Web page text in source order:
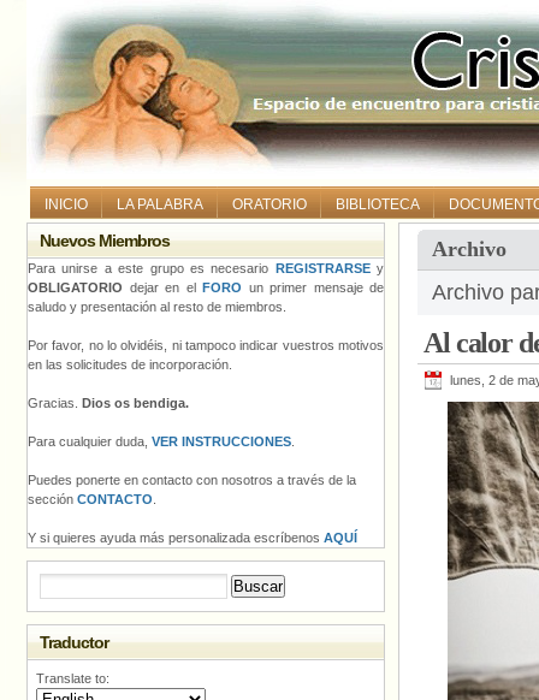
INICIO LA PALABRA ORATORIO BIBLIOTECA
Archivo
Archivo
Al calor
lunes, 2 de
Nuevos Miembros
Para unirse a este grupo es necesario REGISTRARSEy
OBLIGATORIO dejar en el FORO un primer mensaje de
saludo y presentación al resto de miembros.
Por favor, no lo olvidéis, ni tampoco indicar vuestros motivos
en las solicitudes de incorporación.
Gracias. Dios os bendiga.
Para cualquier duda, VER INSTRUCCIONES
Puedes ponerte en contacto con nosotros a través de la
sección CONTACTO
Y si quieres ayuda más personalizada escríbenos AQUÍ
Traductor
Translate to: